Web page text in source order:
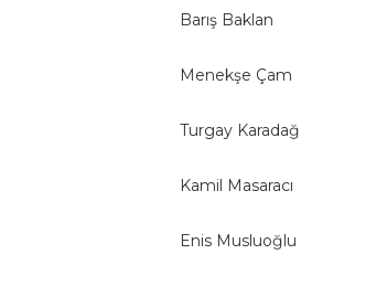
Barış Baklan
Menekşe Çam
Turgay Karadağ
Kamil Masaracı
Enis Musluoğlu